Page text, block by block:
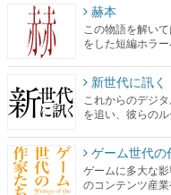
赫本
この物語を解い
をした短編ホラー
新世代に訊く
これからのデジ
を追い、彼らの
ゲーム世代の
ゲームに多大な
のコンテンツ産